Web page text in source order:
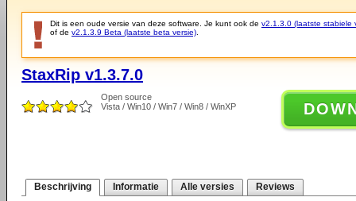
Dit is een oude versie van deze software. Je kunt ook de v2.1.3.0 (laatste stabiele
of de v2.1.3.9 Beta (laatste beta versie)
StaxRip v1.3.7.0
Open source
Vista / Win10 / Win7 / Win8 / WinXP
Beschrijving Informatie Alle versies Reviews